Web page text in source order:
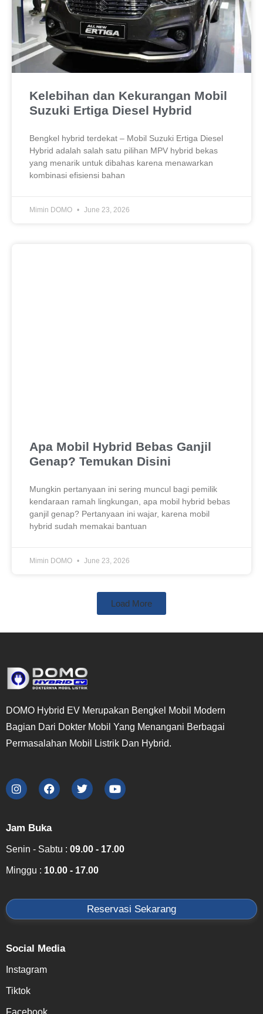
Kelebihan dan Kekurangan Mobil
Suzuki Ertiga Diesel Hybrid
Bengkel hybrid terdekat – Mobil Suzuki Ertiga Diesel
Hybrid adalah salah satu pilihan MPV hybrid bekas
yang menarik untuk dibahas karena menawarkan
kombinasi efisiensi bahan
Mimin DOMO June 23, 2026
Apa Mobil Hybrid Bebas Ganjil
Genap? Temukan Disini
Mungkin pertanyaan ini sering muncul bagi pemilik
kendaraan ramah lingkungan, apa mobil hybrid bebas
ganjil genap? Pertanyaan ini wajar, karena mobil
hybrid sudah memakai bantuan
Mimin DOMO June 23, 2026
Load More
DOMO Hybrid EV Merupakan Bengkel Mobil Modern
Bagian Dari Dokter Mobil Yang Menangani Berbagai
Permasalahan Mobil Listrik Dan Hybrid.
Jam Buka
Senin - Sabtu : 09.00 - 17.00
Minggu : 10.00 - 17.00
Reservasi Sekarang
Social Media
Instagram
Tiktok